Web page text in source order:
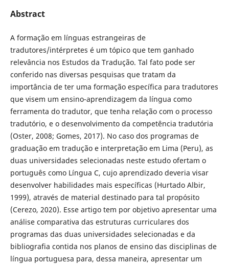
Abstract
A formação em línguas estrangeiras de
tradutores/intérpretes é um tópico que tem ganhado
relevância nos Estudos da Tradução. Tal fato pode ser
conferido nas diversas pesquisas que tratam da
importância de ter uma formação específica para tradutores
que visem um ensino-aprendizagem da língua como
ferramenta do tradutor, que tenha relação com o processo
tradutório, e o desenvolvimento da competência tradutória
(Oster, 2008; Gomes, 2017). No caso dos programas de
graduação em tradução e interpretação em Lima (Peru), as
duas universidades selecionadas neste estudo ofertam o
português como Língua C, cujo aprendizado deveria visar
desenvolver habilidades mais específicas (Hurtado Albir,
1999), através de material destinado para tal propósito
(Cerezo, 2020). Esse artigo tem por objetivo apresentar uma
análise comparativa das estruturas curriculares dos
programas das duas universidades selecionadas e da
bibliografia contida nos planos de ensino das disciplinas de
língua portuguesa para, dessa maneira, apresentar um